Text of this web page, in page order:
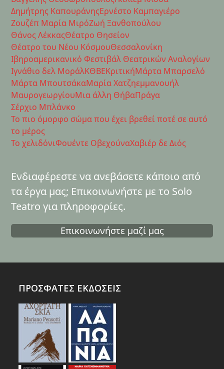
Δημήτρης ΚαπουράνηςΕρνέστο Καμπαγιέρο
Ζουζέπ Μαρία ΜιρόΖωή Ξανθοπούλου
Θάνος ΛέκκαςΘέατρο Θησείον
Θέατρο του Νέου ΚόσμουΘεσσαλονίκη
Ιβηροαμερικανικό Φεστιβάλ Θεατρικών Αναλογίων
Ιγνάθιο δελ ΜοράλΚΘΒΕΚριτικήΜάρτα Μπαρσελό
Μάρτα ΜπουτσάκαΜαρία Χατζηεμμανουήλ
ΜαυρογεωργίουΜια άλλη ΘήβαΠράγα
Σέρχιο Μπλάνκο
Το πιο όμορφο σώμα που έχει βρεθεί ποτέ σε αυτό
το μέρος
Το χελιδόνιΦουέντε ΟβεχούναΧαβιέρ δε Διός
Ενδιαφέρεστε να ανεβάσετε κάποιο από
τα έργα μας; Επικοινωνήστε με το Solo
Teatro για πληροφορίες.
Επικοινωνήστε μαζί μας
ΠΡΟΣΦΑΤΕΣ ΕΚΔΟΣΕΙΣ